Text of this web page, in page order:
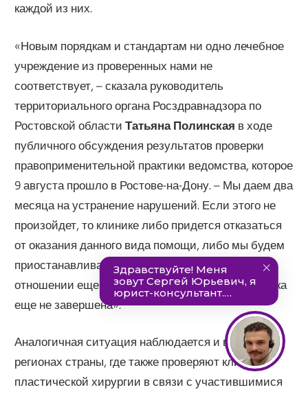
каждой из них.
«Новым порядкам и стандартам ни одно лечебное
учреждение из проверенных нами не
соответствует, – сказала руководитель
территориального органа Росздравнадзора по
Ростовской областиТатьяна Полинская в ходе
публичного обсуждения результатов проверки
правоприменительной практики ведомства, которое
9 августа прошло в Ростове-на-Дону. – Мы даем два
месяца на устранение нарушений. Если этого не
произойдет, то клинике либо придется отказаться
от оказания данного вида помощи, либо мы будем
приостанавливать действие ее лицензии. В
отношении еще 10 медицинских центров проверка
еще не завершена».
Аналогичная ситуация наблюдается и в других
регионах страны, где также проверяют клиники
пластической хирургии в связи с участившимися